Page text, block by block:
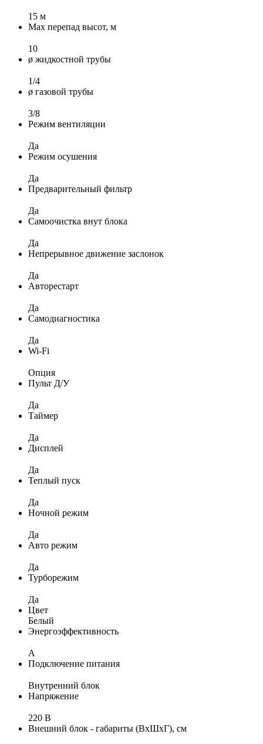
15 м
Max перепад высот, м
10
ø жидкостной трубы
1/4
ø газовой трубы
3/8
Режим вентиляции
Да
Режим осушения
Да
Предварительный фильтр
Да
Самоочистка внут блока
Да
Непрерывное движение заслонок
Да
Авторестарт
Да
Самодиагностика
Да
Wi-Fi
Опция
Пульт Д/У
Да
Таймер
Да
Дисплей
Да
Теплый пуск
Да
Ночной режим
Да
Авто режим
Да
Турборежим
Да
Цвет
Белый
Энергоэффективность
A
Подключение питания
Внутренний блок
Напряжение
220 В
Внешний блок - габариты (ВхШхГ), см